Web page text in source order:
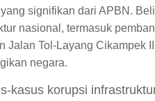
signifikan dari APBN.
nasional, termasuk
Jalan Tol-Layang Cikampek
negara.
kasus korupsi